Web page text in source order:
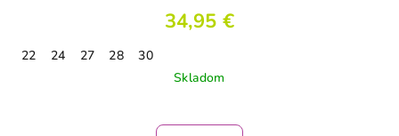
34,95 €
22 24 27 28
30
Skladom